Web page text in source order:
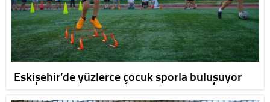
Eskişehir’de yüzlerce çocuk sporla buluşuyor